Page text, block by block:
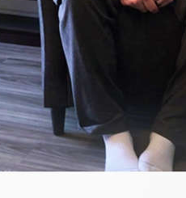
Video